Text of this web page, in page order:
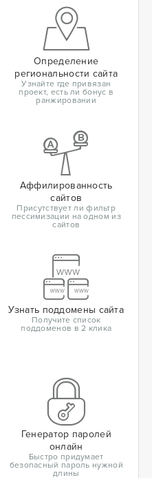
Определение
региональности сайта
Узнайте где привязан
проект, есть ли бонус в
ранжировании
Аффилированность
сайтов
Присутствует ли фильтр
пессимизации на одном из
сайтов
Узнать поддомены сайта
Получите список
поддоменов в 2 клика
Генератор паролей
онлайн
Быстро придумает
безопасный пароль нужной
длины